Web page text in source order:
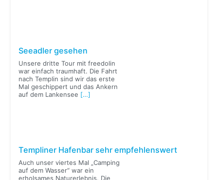
Seeadler gesehen
Unsere dritte Tour mit freedolin
war einfach traumhaft. Die Fahrt
nach Templin sind wir das erste
Mal geschippert und das Ankern
auf dem Lankensee […]
Templiner Hafenbar sehr empfehlenswert
Auch unser viertes Mal „Camping
auf dem Wasser“ war ein
erholsames Naturerlebnis. Die